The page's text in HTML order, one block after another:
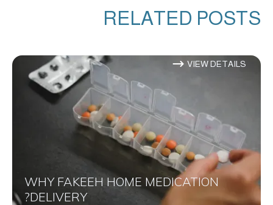
RELATED POSTS
WHY FAKEEH HOME MEDICATION
DELIVERY?
VIEW DETAILS